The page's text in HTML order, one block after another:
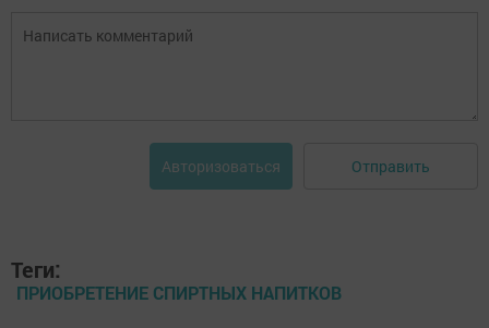
Авторизоваться Отправить
Теги:
ПРИОБРЕТЕНИЕ СПИРТНЫХ НАПИТКОВ